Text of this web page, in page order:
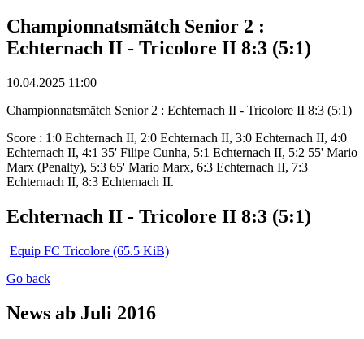
Championnatsmätch Senior 2 :
Echternach II - Tricolore II 8:3 (5:1)
10.04.2025 11:00
Championnatsmätch Senior 2 : Echternach II - Tricolore II 8:3 (5:1)
Score : 1:0 Echternach II, 2:0 Echternach II, 3:0 Echternach II, 4:0
Echternach II, 4:1 35' Filipe Cunha, 5:1 Echternach II, 5:2 55' Mario
Marx (Penalty), 5:3 65' Mario Marx, 6:3 Echternach II, 7:3
Echternach II, 8:3 Echternach II.
Echternach II - Tricolore II 8:3 (5:1)
Equip FC Tricolore (65.5 KiB)
Go back
News ab Juli 2016